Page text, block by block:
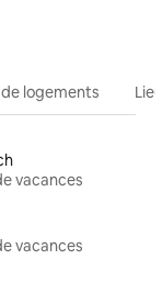
logements
vacances
vacances